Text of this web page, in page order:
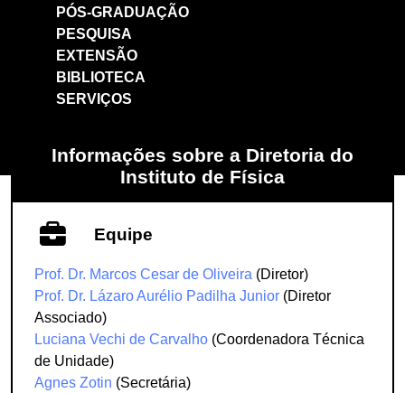
PÓS-GRADUAÇÃO
PESQUISA
EXTENSÃO
BIBLIOTECA
SERVIÇOS
Informações sobre a Diretoria do
Instituto de Física
Equipe
Prof. Dr. Marcos Cesar de Oliveira (Diretor)
Prof. Dr. Lázaro Aurélio Padilha Junior (Diretor
Associado)
Luciana Vechi de Carvalho (Coordenadora Técnica
de Unidade)
Agnes Zotin (Secretária)